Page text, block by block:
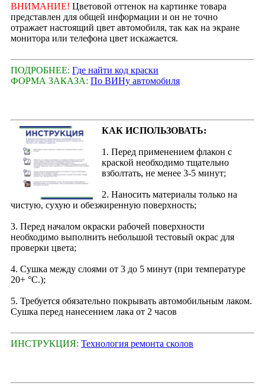
ВНИМАНИЕ! Цветовой оттенок на картинке товара
представлен для общей информации и он не точно
отражает настоящий цвет автомобиля, так как на экране
монитора или телефона цвет искажается.
ПОДРОБНЕЕ: Где найти код краски
ФОРМА ЗАКАЗА: По ВИНу автомобиля
КАК ИСПОЛЬЗОВАТЬ:
1. Перед применением флакон с
краской необходимо тщательно
взболтать, не менее 3-5 минут;
2. Наносить материалы только на
чистую, сухую и обезжиренную поверхность;
3. Перед началом окраски рабочей поверхности
необходимо выполнить небольшой тестовый окрас для
проверки цвета;
4. Сушка между слоями от 3 до 5 минут (при температуре
20+ °С.);
5. Требуется обязательно покрывать автомобильным лаком.
Сушка перед нанесением лака от 2 часов
ИНСТРУКЦИЯ: Технология ремонта сколов